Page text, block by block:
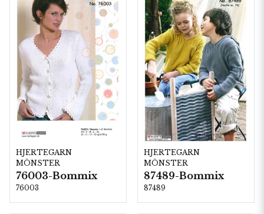
HJERTEGARN
MÖNSTER
76003-Bommix
76003
HJERTEGARN
MÖNSTER
87489-Bommix
87489